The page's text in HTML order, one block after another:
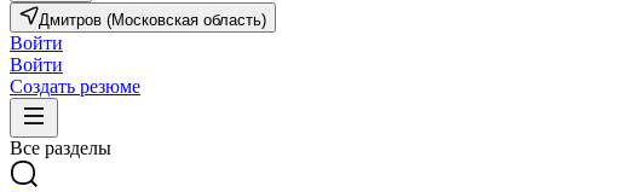
Дмитров (Московская область)
Войти
Войти
Создать резюме
Все разделы